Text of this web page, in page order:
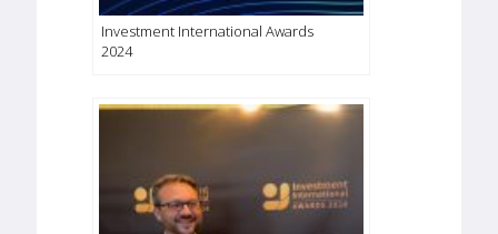
Investment International Awards
2024